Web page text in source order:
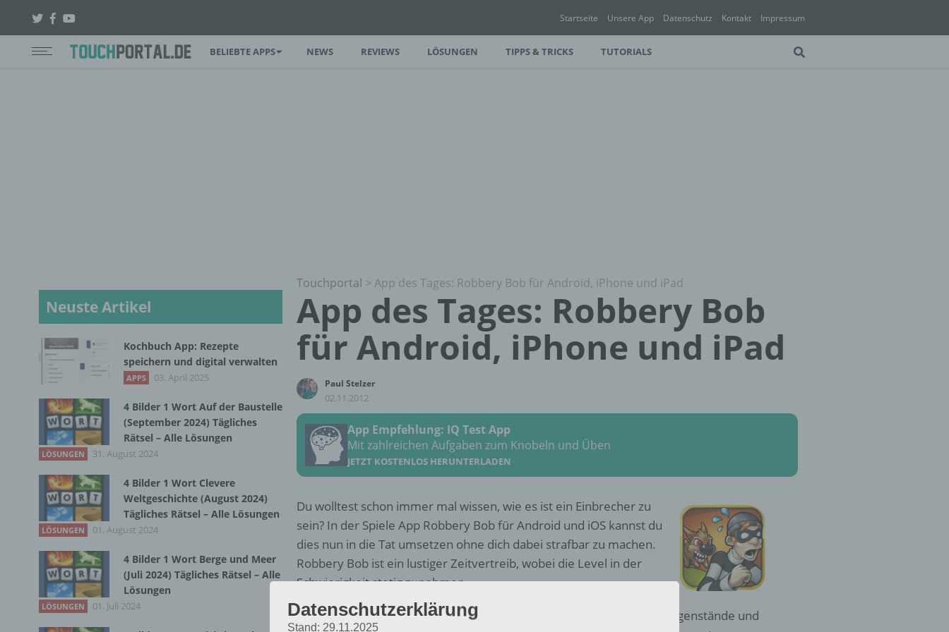
Startseite Unsere App Datenschutz Kontakt Impressum
BELIEBTE APPS NEWS REVIEWS LÖSUNGEN TIPPS & TRICKS TUTORIALS
Touchportal > App des Tages: Robbery Bob für Android, iPhone und iPad
App des Tages: Robbery Bob
für Android, iPhone und iPad
Paul Stelzer
02.11.2012
App Empfehlung: IQ Test App
Mit zahlreichen Aufgaben zum Knobeln und Üben
JETZT KOSTENLOS HERUNTERLADEN
Du wolltest schon immer mal wissen, wie es ist ein Einbrecher zu
sein? In der Spiele App Robbery Bob für Android und iOS kannst du
dies nun in die Tat umsetzen ohne dich dabei strafbar zu machen.
Robbery Bob ist ein lustiger Zeitvertreib, wobei die Level in der
Schwierigkeit stetig zunehmen.
Im ersten Level geht man in die Wohnung rein, holt die wertvollen Gegenstände und
Neuste Artikel
Kochbuch App: Rezepte
speichern und digital verwalten
APPS 03. April 2025
4 Bilder 1 Wort Auf der Baustelle
(September 2024) Tägliches
Rätsel – Alle Lösungen
LÖSUNGEN 31. August 2024
4 Bilder 1 Wort Clevere
Weltgeschichte (August 2024)
Tägliches Rätsel – Alle Lösungen
LÖSUNGEN 01. August 2024
4 Bilder 1 Wort Berge und Meer
(Juli 2024) Tägliches Rätsel – Alle
Lösungen
LÖSUNGEN 01. Juli 2024 Datenschutzerklärung
Stand: 29.11.2025